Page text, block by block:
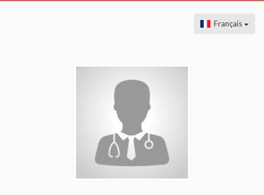
Français